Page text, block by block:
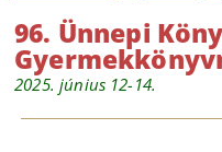
96. Ünnepi
2025. június 12-14.